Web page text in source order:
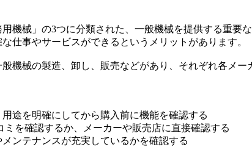
機械」の3つに分類された、一般機械を提供する重要
仕事やサービスができるというメリットがあります。
機械の製造、卸し、販売などがあり、それぞれ各メ
途を明確にしてから購入前に機能を確認する
を確認するか、メーカーや販売店に直接確認する
ンテナンスが充実しているかを確認する